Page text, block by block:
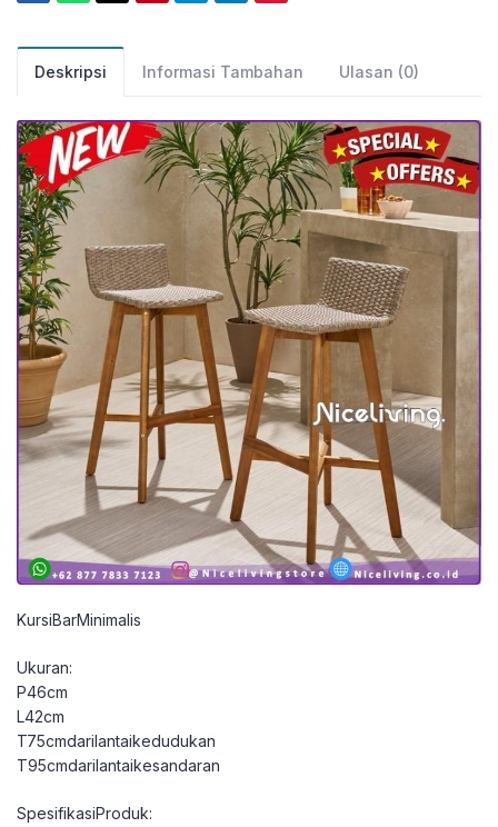
Deskripsi Informasi Tambahan Ulasan (0)
KursiBarMinimalis
Ukuran:
P46cm
L42cm
T75cmdarilantaikedudukan
T95cmdarilantaikesandaran
SpesifikasiProduk: